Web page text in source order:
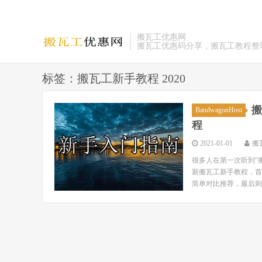
搬瓦工优惠网
搬瓦工优惠码分享，搬瓦工教程整
标签：搬瓦工新手教程 2020
BandwagonHost
程
2021-01-01 搬
很多人在第一次听到“
新搬瓦工新手教程，
简单对比推荐，最后